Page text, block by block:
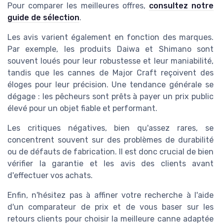
Pour comparer les meilleures offres, consultez notre
guide de sélection.
Les avis varient également en fonction des marques.
Par exemple, les produits Daiwa et Shimano sont
souvent loués pour leur robustesse et leur maniabilité,
tandis que les cannes de Major Craft reçoivent des
éloges pour leur précision. Une tendance générale se
dégage : les pêcheurs sont prêts à payer un prix public
élevé pour un objet fiable et performant.
Les critiques négatives, bien qu'assez rares, se
concentrent souvent sur des problèmes de durabilité
ou de défauts de fabrication. Il est donc crucial de bien
vérifier la garantie et les avis des clients avant
d'effectuer vos achats.
Enfin, n'hésitez pas à affiner votre recherche à l'aide
d'un comparateur de prix et de vous baser sur les
retours clients pour choisir la meilleure canne adaptée